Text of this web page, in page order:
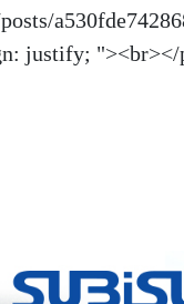
justify; "><br></